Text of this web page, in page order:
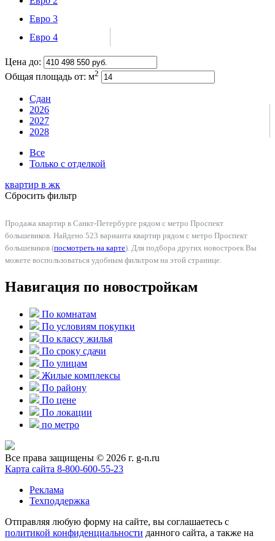
Евро 3
Евро 4
Цена до:
Общая площадь от: м2
Сдан
2026
2027
2028
Все
Только с отделкой
квартир в жк
Сбросить фильтр
Продажа квартир в Санкт-Петербурге рядом с метро Проспект
большевиков. Найдено 523 варианта квартир рядом с метро Проспект
большевиков (посмотреть на карте). Для подбора других новостроек Вы
можете воспользоваться удобным фильтром на этой странице.
Навигация по новостройкам
По комнатам
По условиям покупки
По классу жилья
По сроку сдачи
По улицам
Жилые комплексы
По району
По цене
По локации
по метро
Все права защищены © 2026 г. g-n.ru
Карта сайта 8-800-600-55-23
Реклама
Техподдержка
Отправляя любую форму на сайте, вы соглашаетесь с
политикой конфиденциальности данного сайта, а также на